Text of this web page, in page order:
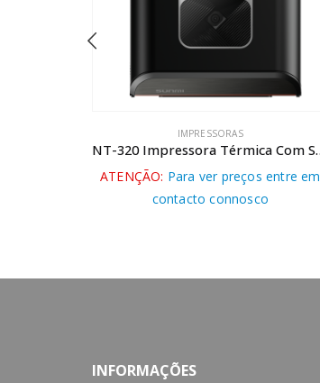
IMPRESSORAS DE ETIQUETAS
IMPRESSORA- GLORY-L
ATENÇÃO: Para ver preços entre em
contacto connosco
INFORMAÇÕES